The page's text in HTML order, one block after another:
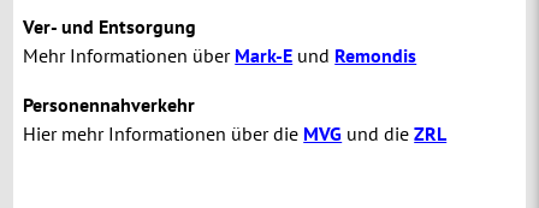
Ver- und Entsorgung
Mehr Informationen über Mark-E und Remondis
Personennahverkehr
Hier mehr Informationen über die MVG und die ZRL